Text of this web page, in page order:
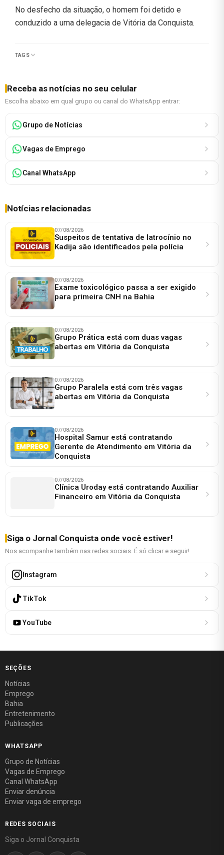
No desfecho da situação, o homem foi detido e
conduzido a uma delegacia de Vitória da Conquista.
TAGS
Receba as notícias no seu celular
Escolha abaixo em qual grupo ou canal do WhatsApp entrar:
Grupo de Notícias
Vagas de Emprego
Canal WhatsApp
Notícias relacionadas
07/08/2026
Suspeitos de tentativa de latrocínio no
Kadija são identificados pela polícia
07/08/2026
Exame toxicológico passa a ser exigido
para primeira CNH na Bahia
07/08/2026
Grupo Prática está com duas vagas
abertas em Vitória da Conquista
07/08/2026
Grupo Paralela está com três vagas
abertas em Vitória da Conquista
07/08/2026
Hospital Samur está contratando
Gerente de Atendimento em Vitória da
Conquista
07/08/2026
Clínica Uroday está contratando Auxiliar
Financeiro em Vitória da Conquista
Siga o Jornal Conquista onde você estiver!
Nos acompanhe também nas redes sociais. É só clicar e seguir!
Instagram
TikTok
YouTube
SEÇÕES
Notícias
Emprego
Bahia
Entretenimento
Publicações
WHATSAPP
Grupo de Notícias
Vagas de Emprego
Canal WhatsApp
Enviar denúncia
Enviar vaga de emprego
REDES SOCIAIS
Siga o Jornal Conquista